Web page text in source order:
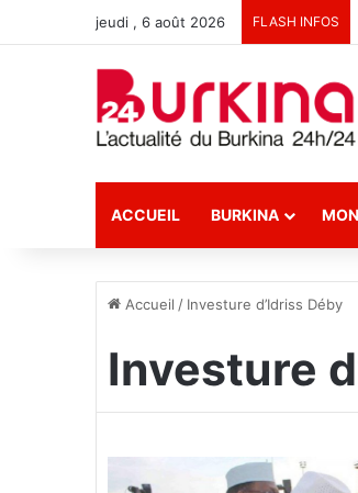
jeudi , 6 août 2026 FLASH INFOS
ACCUEIL BURKINA
Accueil / Investure d’Idriss Déby
Investure